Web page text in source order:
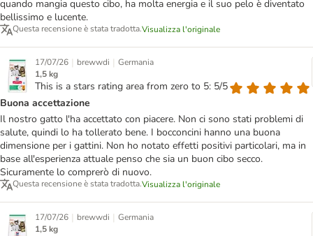
quando mangia questo cibo, ha molta energia e il suo pelo è diventato
bellissimo e lucente.
Questa recensione è stata tradotta.Visualizza l'originale
17/07/26 | brewwdi | Germania
1,5 kg
This is a stars rating area from zero to 5: 5/5
Buona accettazione
Il nostro gatto l'ha accettato con piacere. Non ci sono stati problemi di
salute, quindi lo ha tollerato bene. I bocconcini hanno una buona
dimensione per i gattini. Non ho notato effetti positivi particolari, ma in
base all'esperienza attuale penso che sia un buon cibo secco.
Sicuramente lo comprerò di nuovo.
Questa recensione è stata tradotta.Visualizza l'originale
17/07/26 | brewwdi | Germania
1,5 kg